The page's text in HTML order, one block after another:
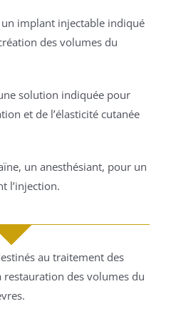
un implant injectable indiqué
des volumes du
solution indiquée pour
et de l’élasticité cutanée
un anesthésiant, pour un
l’injection.
au traitement des
restauration des volumes du